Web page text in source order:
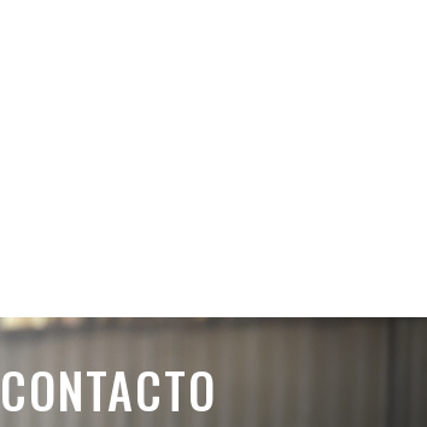
CONTACTO